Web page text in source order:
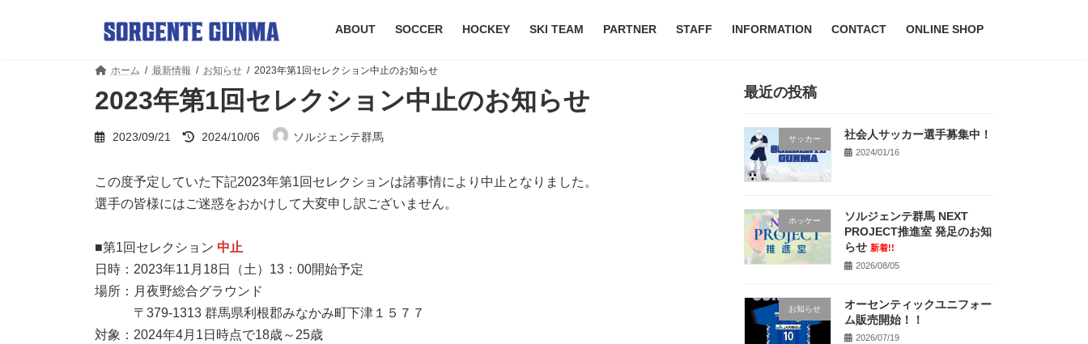
ABOUT SOCCER HOCKEY SKI TEAM PARTNER STAFF INFORMATION CONTACT ONLINE SHOP
ホーム 最新情報 お知らせ 2023年第1回セレクション中止のお知らせ
2023年第1回セレクション中止のお知らせ
2023/09/21
最
終
新
日
時
2024/10/06 ソルジェンテ群馬
この度予定していた下記2023年第1回セレクションは諸事情により中止となりました。
選手の皆様にはご迷惑をおかけして大変申し訳ございません。
■第1回セレクション 中止
日時：2023年11月18日（土）13：00開始予定
場所：月夜野総合グラウンド
〒379-1313 群馬県利根郡みなかみ町下津１５７７
対象：2024年4月1日時点で18歳～25歳
最近の投稿
サッカー 社会人サッカー選手募集中！
2024/01/16
ホッケー
ソルジェンテ群馬 NEXT
PROJECT推進室 発足のお知
らせ 新着!!
2026/08/05
お知らせ
オーセンティックユニフォー
ム販売開始！！
2026/07/19